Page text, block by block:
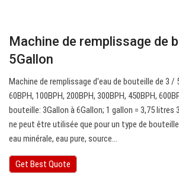
Machine de remplissage de
5Gallon
Machine de remplissage d'eau de bouteille de 3 /
60BPH, 100BPH, 200BPH, 300BPH, 450BPH,
bouteille: 3Gallon à 6Gallon; 1 gallon = 3,75 litres
ne peut être utilisée que pour un type de
eau minérale, eau pure, source…
Get Best Quote